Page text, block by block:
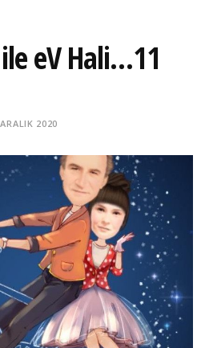
eV Hali…11
2020